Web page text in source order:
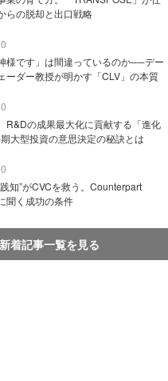
らの脱却と出口戦略
様です」は間違っているのか──デー
ーダー教授が明かす「CLV」の本質
R&Dの成果最大化に貢献する「進化
大型投資の意思決定の秘訣とは
知”がCVCを救う。Counterpart
聞く成功の条件
新着記事一覧を見る